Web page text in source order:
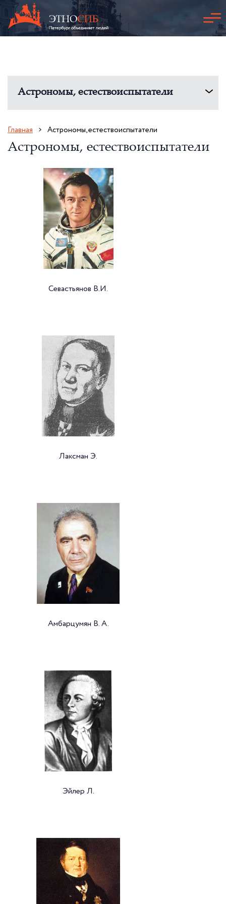
Астрономы, естествоиспытатели
Главная Астрономы, естествоиспытатели
Астрономы, естествоиспытатели
Севастьянов В.И.
Лаксман Э.
Амбарцумян В. А.
Эйлер Л.